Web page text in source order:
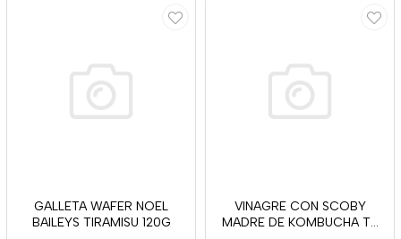
GALLETA WAFER NOEL
BAILEYS TIRAMISU 120G
VINAGRE CON SCOBY
MADRE DE KOMBUCHA TE